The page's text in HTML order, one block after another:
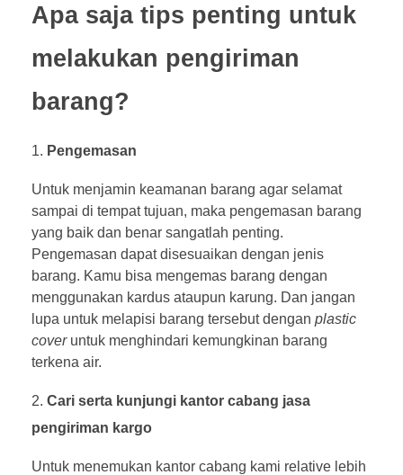
Apa saja tips penting untuk
melakukan pengiriman
barang?
Pengemasan
Untuk menjamin keamanan barang agar selamat
sampai di tempat tujuan, maka pengemasan barang
yang baik dan benar sangatlah penting.
Pengemasan dapat disesuaikan dengan jenis
barang. Kamu bisa mengemas barang dengan
menggunakan kardus ataupun karung. Dan jangan
lupa untuk melapisi barang tersebut dengan plastic
cover untuk menghindari kemungkinan barang
terkena air.
Cari serta kunjungi kantor cabang jasa
pengiriman kargo
Untuk menemukan kantor cabang kami relative lebih